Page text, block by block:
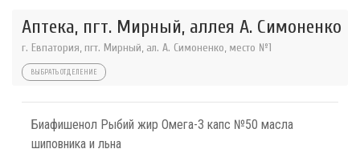
Аптека, пгт. Мирный, аллея А. Симоненко
г. Евпатория, пгт. Мирный, ал. А. Симоненко, место №1
ВЫБРАТЬ ОТДЕЛЕНИЕ
Биафишенол Рыбий жир Омега-3 капс №50 масла
шиповника и льна